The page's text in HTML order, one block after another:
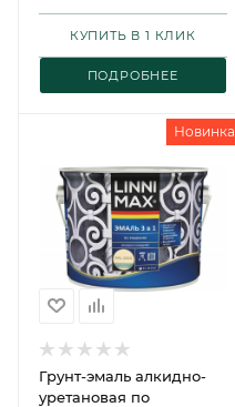
ПОДРОБНЕЕ
КУПИТЬ В 1 КЛИК
Новинка
Грунт-эмаль алкидно-
уретановая по